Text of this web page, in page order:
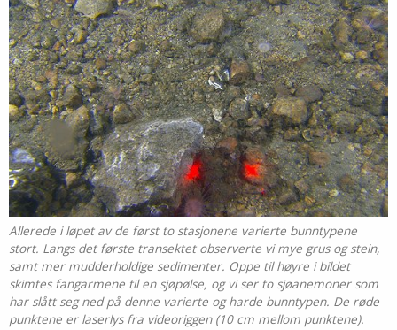
Allerede i løpet av de først to stasjonene varierte bunntypene
stort. Langs det første transektet observerte vi mye grus og stein,
samt mer mudderholdige sedimenter. Oppe til høyre i bildet
skimtes fangarmene til en sjøpølse, og vi ser to sjøanemoner som
har slått seg ned på denne varierte og harde bunntypen. De røde
punktene er laserlys fra videoriggen (10 cm mellom punktene).